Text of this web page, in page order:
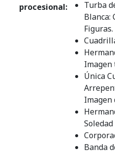
procesional:
Turba
Blanca:
Figuras.
Imagen
Única
Imagen
Banda